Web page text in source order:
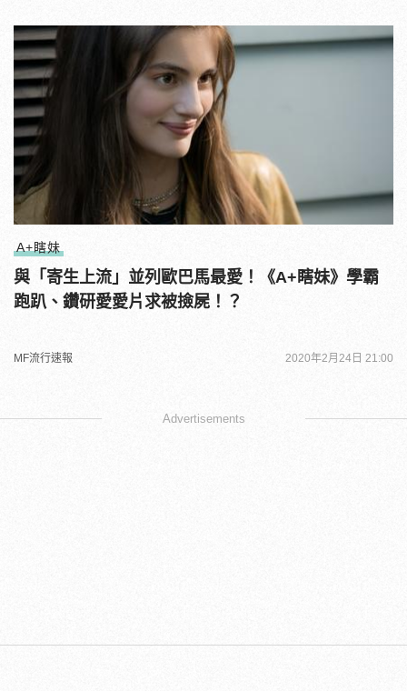
A+瞎妹
與「寄生上流」並列歐巴馬最愛！《A+瞎妹》學霸
跑趴、鑽研愛愛片求被撿屍！？
MF流行速報 2020年2月24日 21:00
Advertisements